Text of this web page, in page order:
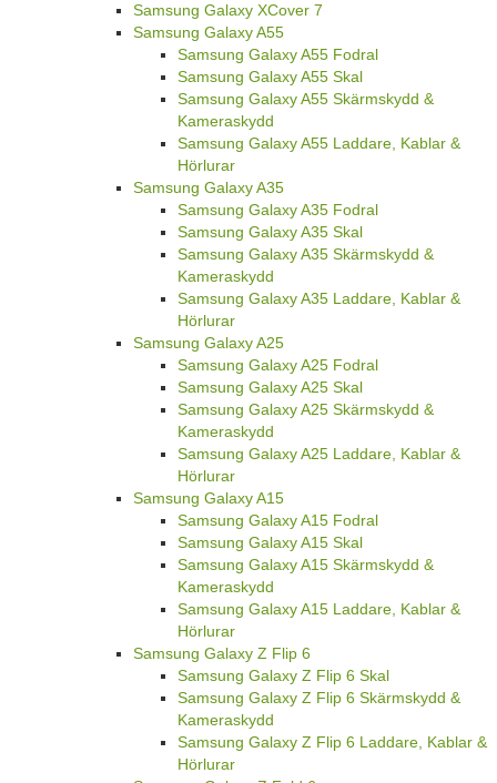
Samsung Galaxy XCover 7
Samsung Galaxy A55
Samsung Galaxy A55 Fodral
Samsung Galaxy A55 Skal
Samsung Galaxy A55 Skärmskydd &
Kameraskydd
Samsung Galaxy A55 Laddare, Kablar &
Hörlurar
Samsung Galaxy A35
Samsung Galaxy A35 Fodral
Samsung Galaxy A35 Skal
Samsung Galaxy A35 Skärmskydd &
Kameraskydd
Samsung Galaxy A35 Laddare, Kablar &
Hörlurar
Samsung Galaxy A25
Samsung Galaxy A25 Fodral
Samsung Galaxy A25 Skal
Samsung Galaxy A25 Skärmskydd &
Kameraskydd
Samsung Galaxy A25 Laddare, Kablar &
Hörlurar
Samsung Galaxy A15
Samsung Galaxy A15 Fodral
Samsung Galaxy A15 Skal
Samsung Galaxy A15 Skärmskydd &
Kameraskydd
Samsung Galaxy A15 Laddare, Kablar &
Hörlurar
Samsung Galaxy Z Flip 6
Samsung Galaxy Z Flip 6 Skal
Samsung Galaxy Z Flip 6 Skärmskydd &
Kameraskydd
Samsung Galaxy Z Flip 6 Laddare, Kablar &
Hörlurar